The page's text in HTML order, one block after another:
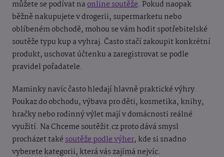
můžete se podívat naonline soutěže. Pokud naopak
běžně nakupujete v drogerii, supermarketu nebo
oblíbeném obchodě, mohou se vám hodit spotřebitelské
soutěže typu kup a vyhraj. Často stačí zakoupit konkrétní
produkt, uschovat účtenku a zaregistrovat se podle
pravidel pořadatele.
Maminky navíc často hledají hlavně praktické výhry.
Poukaz do obchodu, výbava pro děti, kosmetika, knihy,
hračky nebo rodinný výlet mají v domácnosti reálné
využití. Na Chceme soutěžit.cz proto dává smysl
procházet takésoutěže podle výher, kde si snadno
vyberete kategorii, která vás zajímá nejvíc.